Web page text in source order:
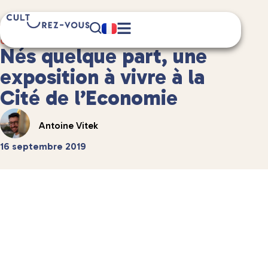
Culture
4 minute(s) de lecture
Nés quelque part, une
exposition à vivre à la
Cité de l’Economie
Antoine Vitek
16 septembre 2019